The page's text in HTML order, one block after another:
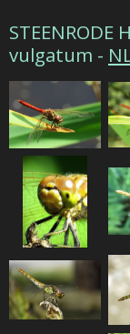
STEENRODE
vulgatum -